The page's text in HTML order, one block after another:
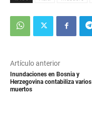
Artículo anterior
Inundaciones en Bosnia y
Herzegovina contabiliza varios
muertos